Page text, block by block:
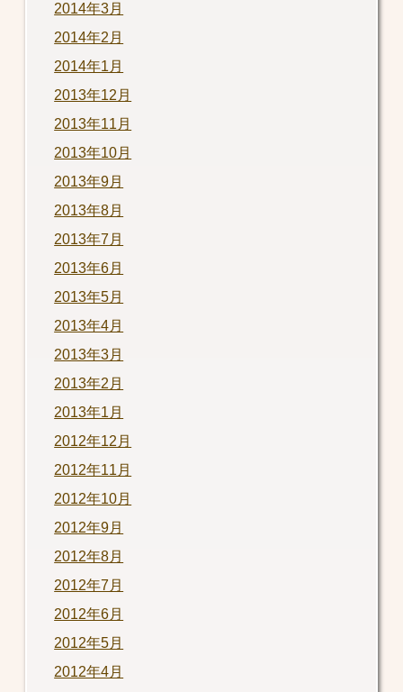
2014年3月
2014年2月
2014年1月
2013年12月
2013年11月
2013年10月
2013年9月
2013年8月
2013年7月
2013年6月
2013年5月
2013年4月
2013年3月
2013年2月
2013年1月
2012年12月
2012年11月
2012年10月
2012年9月
2012年8月
2012年7月
2012年6月
2012年5月
2012年4月